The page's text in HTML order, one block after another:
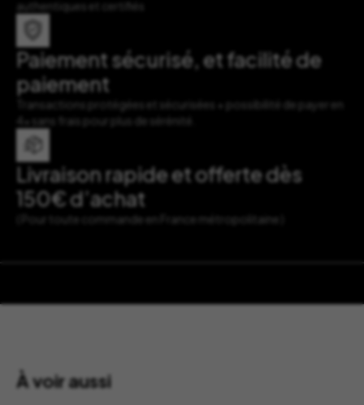
authentiques et certifiés
Paiement sécurisé, et facilité de
paiement
Transactions protégées et sécurisées + possibilité de payer en
4x sans frais pour plus de sérénité.
Livraison rapide et offerte dès
150€ d’achat
( Pour toute commande en France métropolitaine )
À voir aussi